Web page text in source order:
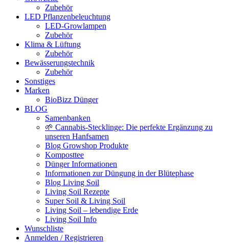
Zubehör
LED Pflanzenbeleuchtung
LED-Growlampen
Zubehör
Klima & Lüftung
Zubehör
Bewässerungstechnik
Zubehör
Sonstiges
Marken
BioBizz Dünger
BLOG
Samenbanken
🌱 Cannabis-Stecklinge: Die perfekte Ergänzung zu
unseren Hanfsamen
Blog Growshop Produkte
Komposttee
Dünger Informationen
Informationen zur Düngung in der Blütephase
Blog Living Soil
Living Soil Rezepte
Super Soil & Living Soil
Living Soil – lebendige Erde
Living Soil Info
Wunschliste
Anmelden / Registrieren